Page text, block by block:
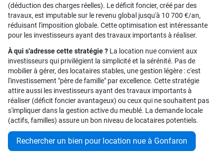
(déduction des charges réelles). Le déficit foncier, créé par des
travaux, est imputable sur le revenu global jusqu'à 10 700 €/an,
réduisant l'imposition globale. Cette optimisation est intéressante
pour les investisseurs ayant des travaux importants à réaliser.
À qui s'adresse cette stratégie ? La location nue convient aux
investisseurs qui privilégient la simplicité et la sérénité. Pas de
mobilier à gérer, des locataires stables, une gestion légère : c'est
l'investissement "père de famille" par excellence. Cette stratégie
attire aussi les investisseurs ayant des travaux importants à
réaliser (déficit foncier avantageux) ou ceux qui ne souhaitent pas
s'impliquer dans la gestion active du meublé. La demande locale
(actifs, familles) assure un bon niveau de locataires potentiels.
Rechercher un bien pour location nue à Gonfaron